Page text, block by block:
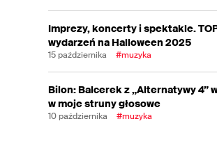
Imprezy, koncerty i spektakle.
wydarzeń na Halloween 2025
15 października #muzyka
Bilon: Balcerek z „Alternatywy 4”
w moje struny głosowe
10 października #muzyka